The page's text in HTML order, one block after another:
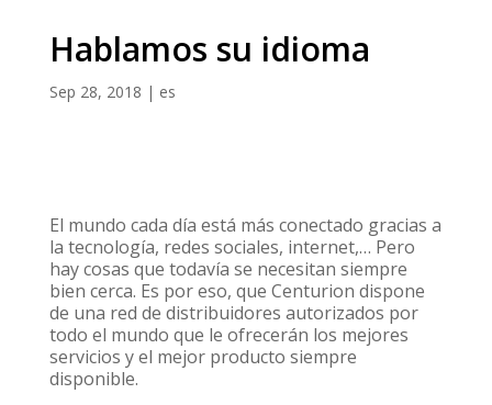
Hablamos su idioma
Sep 28, 2018 | es
El mundo cada día está más conectado gracias a
la tecnología, redes sociales, internet,… Pero
hay cosas que todavía se necesitan siempre
bien cerca. Es por eso, que Centurion dispone
de una red de distribuidores autorizados por
todo el mundo que le ofrecerán los mejores
servicios y el mejor producto siempre
disponible.